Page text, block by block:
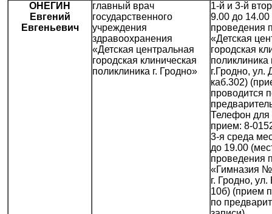
ОНЕГИН
Евгений
Евгеньевич
главный врач
государственного
учреждения
здравоохранения
«Детская центральная
городская клиническая
поликлиника г. Гродно»
1-й и 3-й
9.00 до 14.00
проведения
«Детская
городская
поликлиника
г.Гродно, ул.
каб.302)
проводится
Телефон для
прием: 8-
3-я среда
до 19.00
проведения
«Гимназия №
г. Гродно,
10б) (прием
по